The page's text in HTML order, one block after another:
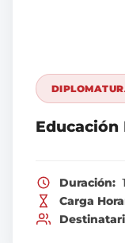
Educación
Duración:
Carga